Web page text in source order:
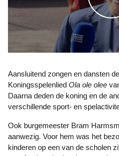
Aansluitend zongen en dansten de leerlingen op het
Koningsspelenlied Ola ole olee
Daarna deden de koning en de
verschillende sport- en
Ook burgemeester Bram Harmsma was bij de opening
aanwezig. Voor hem was het
kinderen op een van de scholen